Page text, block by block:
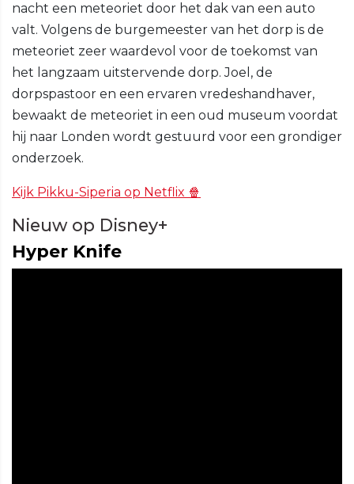
nacht een meteoriet door het dak van een auto
valt. Volgens de burgemeester van het dorp is de
meteoriet zeer waardevol voor de toekomst van
het langzaam uitstervende dorp. Joel, de
dorpspastoor en een ervaren vredeshandhaver,
bewaakt de meteoriet in een oud museum voordat
hij naar Londen wordt gestuurd voor een grondiger
onderzoek.
Kijk Pikku-Siperia op Netflix 🍿
Nieuw op Disney+
Hyper Knife